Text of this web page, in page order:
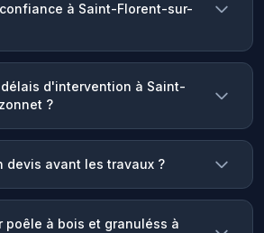
à Saint-Florent-sur-
d'intervention à Saint-
?
devis avant les travaux ?
poêle à bois et granuléss à